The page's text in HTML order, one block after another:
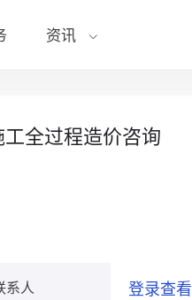
资讯
全过程造价咨询
系人 登录查看